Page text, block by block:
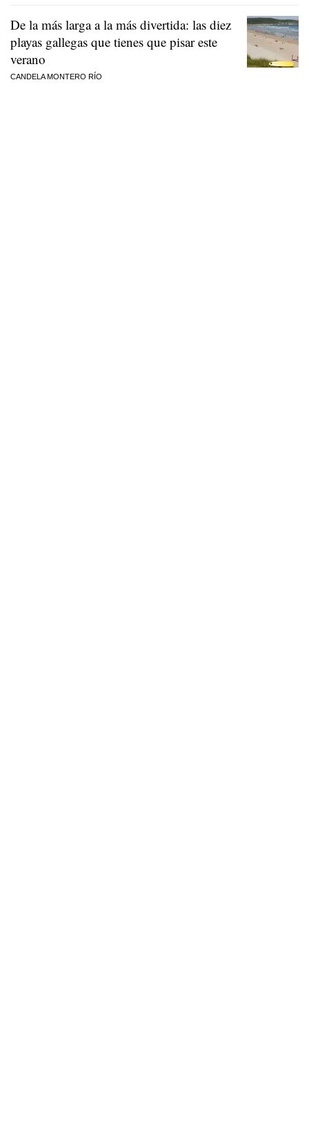
De la más larga a la más divertida: las diez
playas gallegas que tienes que pisar este
verano
CANDELA MONTERO RÍO